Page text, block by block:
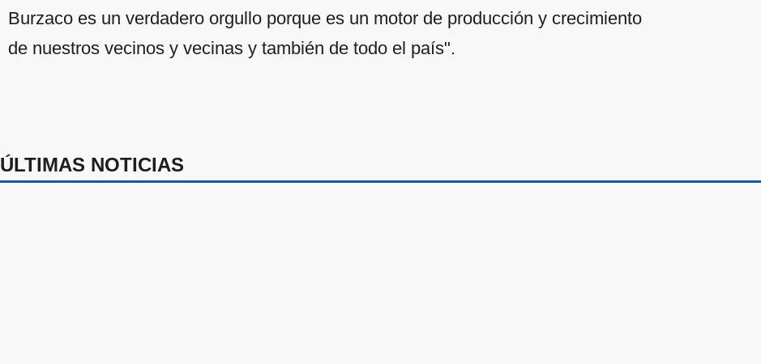
Burzaco es un verdadero orgullo porque es un motor de producción y crecimiento
de nuestros vecinos y vecinas y también de todo el país".
ÚLTIMAS NOTICIAS